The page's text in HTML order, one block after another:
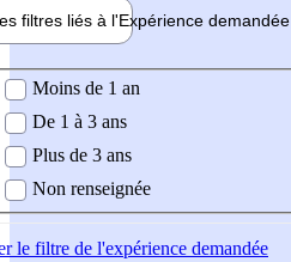
filtres liés à l'Expérience demandée
demandée
Moins de 1 an
De 1 à 3 ans
Plus de 3 ans
Non renseignée
le filtre de l'expérience demandée